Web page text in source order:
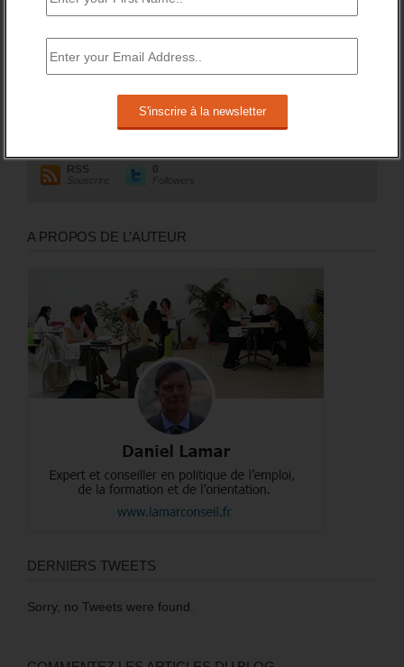
RSS
Souscrire
0
Followers
A PROPOS DE L’AUTEUR
DERNIERS TWEETS
Sorry, no Tweets were found.